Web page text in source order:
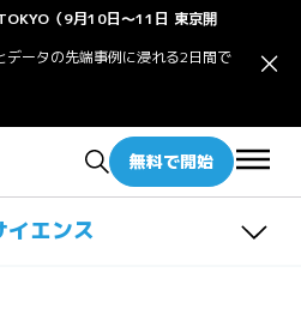
（9月10日〜11日 東京開
ータの先端事例に浸れる2日間で
無料で開始
エンス